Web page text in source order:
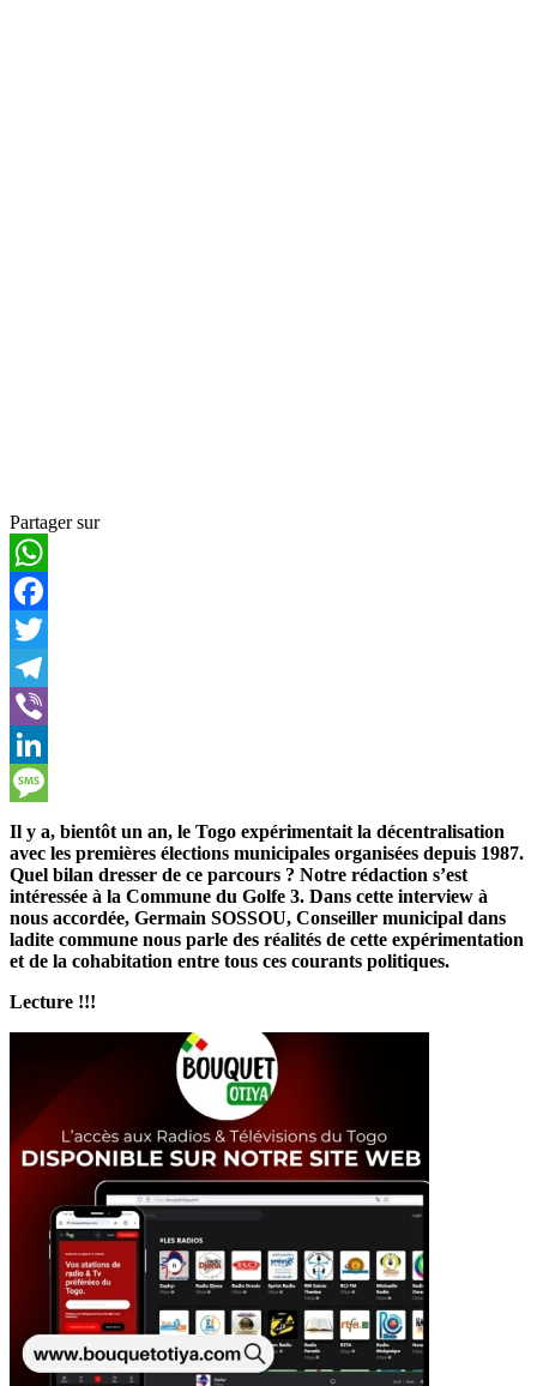
Partager sur
WhatsApp
Facebook
Twitter
Telegram
Viber
LinkedIn
Message
Il y a, bientôt un an, le Togo expérimentait la décentralisation
avec les premières élections municipales organisées depuis 1987.
Quel bilan dresser de ce parcours ? Notre rédaction s’est
intéressée à la Commune du Golfe 3. Dans cette interview à
nous accordée, Germain SOSSOU, Conseiller municipal dans
ladite commune nous parle des réalités de cette expérimentation
et de la cohabitation entre tous ces courants politiques.
Lecture !!!